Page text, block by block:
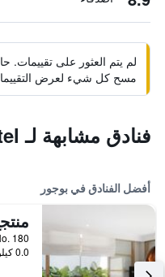
لم يتم العثور على تقييمات.
مسح كل شيء لعرض
فنادق مشابهة لـ Ole Suite Hotel
أفضل الفنادق في بوجور
0.0 كيلومتر عن وسط المدينة